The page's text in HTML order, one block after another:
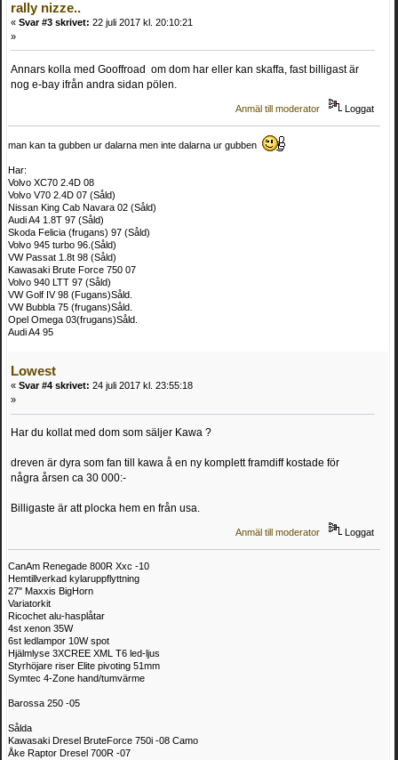
rally nizze..
« Svar #3 skrivet: 22 juli 2017 kl. 20:10:21
»
Annars kolla med Gooffroad om dom har eller kan skaffa, fast billigast är
nog e-bay ifrån andra sidan pölen.
Anmäl till moderator Loggat
man kan ta gubben ur dalarna men inte dalarna ur gubben
Har:
Volvo XC70 2.4D 08
Volvo V70 2.4D 07 (Såld)
Nissan King Cab Navara 02 (Såld)
Audi A4 1.8T 97 (Såld)
Skoda Felicia (frugans) 97 (Såld)
Volvo 945 turbo 96.(Såld)
VW Passat 1.8t 98 (Såld)
Kawasaki Brute Force 750 07
Volvo 940 LTT 97 (Såld)
VW Golf IV 98 (Fugans)Såld.
VW Bubbla 75 (frugans)Såld.
Opel Omega 03(frugans)Såld.
Audi A4 95
Lowest
« Svar #4 skrivet: 24 juli 2017 kl. 23:55:18
»
Har du kollat med dom som säljer Kawa ?
dreven är dyra som fan till kawa å en ny komplett framdiff kostade för
några årsen ca 30 000:-
Billigaste är att plocka hem en från usa.
Anmäl till moderator Loggat
CanAm Renegade 800R Xxc -10
Hemtillverkad kylaruppflyttning
27" Maxxis BigHorn
Variatorkit
Ricochet alu-hasplåtar
4st xenon 35W
6st ledlampor 10W spot
Hjälmlyse 3XCREE XML T6 led-ljus
Styrhöjare riser Elite pivoting 51mm
Symtec 4-Zone hand/tumvärme
Barossa 250 -05
Sålda
Kawasaki Dresel BruteForce 750i -08 Camo
Åke Raptor Dresel 700R -07